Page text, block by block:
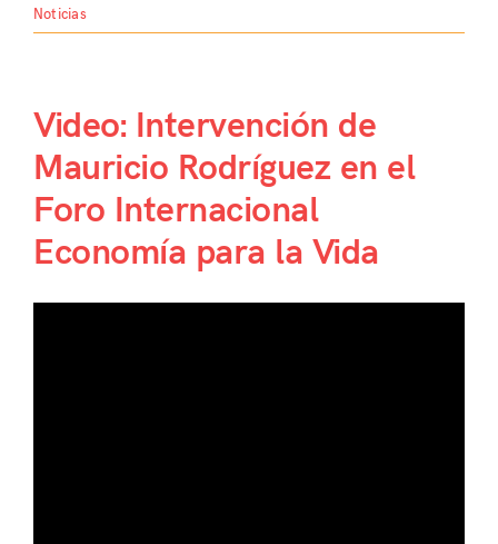
Noticias
Video: Intervención de
Mauricio Rodríguez en el
Foro Internacional
Economía para la Vida